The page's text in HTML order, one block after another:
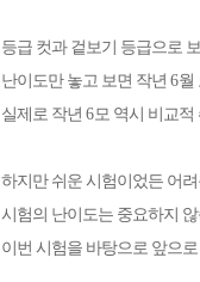
등급 컷과 겉보기 등급으로
난이도만 놓고 보면 작년 6월
실제로 작년 6모 역시 비교적
하지만 쉬운 시험이었든 어
시험의 난이도는 중요하지
이번 시험을 바탕으로 앞으